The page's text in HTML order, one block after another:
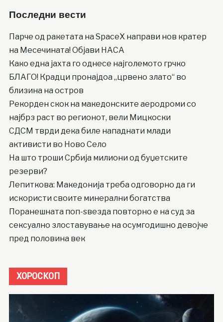
Последни вести
Парче од ракетата на SpaceX направи нов кратер
на Месечината! Објави НАСА
Како една јахта го однесе најголемото грчко
БЛАГО! Крадци пронајдоа „црвено злато“ во
близина на остров
Рекорден скок на македонските аеродроми со
најбрз раст во регионот, вели Мицкоски
СДСМ тврди дека биле нападнати млади
активисти во Ново Село
На што троши Србија милиони од буџетските
резерви?
Лепиткова: Македонија треба одговорно да ги
искористи своите минерални богатства
Поранешната поп-ѕвезда повторно е на суд за
сексуално злоставување на осумгодишно девојче
пред половина век
ХОРОСКОП